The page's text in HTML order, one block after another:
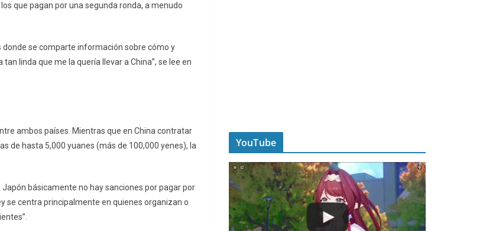
que pagan por una segunda ronda, a menudo
donde se comparte información sobre cómo y
linda que me la quería llevar a China”, se lee en
ambos países. Mientras que en China contratar
de hasta 5,000 yuanes (más de 100,000 yenes), la
básicamente no hay sanciones por pagar por
se centra principalmente en quienes organizan o
YouTube